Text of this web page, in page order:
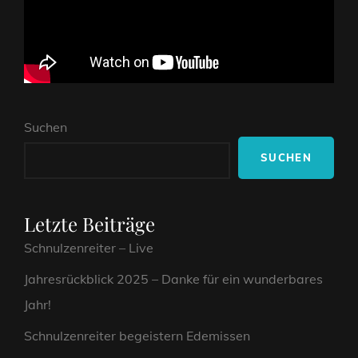
Suchen
SUCHEN
Letzte Beiträge
Schnulzenreiter – Live
Jahresrückblick 2025 – Danke für ein wunderbares
Jahr!
Schnulzenreiter begeistern Edemissen